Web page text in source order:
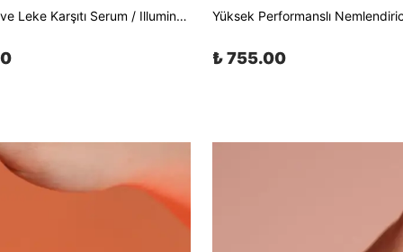
Aydınlatıcı ve Leke Karşıtı Serum / Illuminating & Anti-Spot Serum 30 ml
₺ 755.00